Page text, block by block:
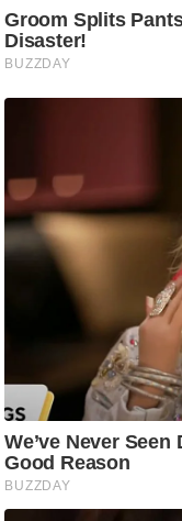
ड
हॉ
फि
ल्म
स
e
a
k
i